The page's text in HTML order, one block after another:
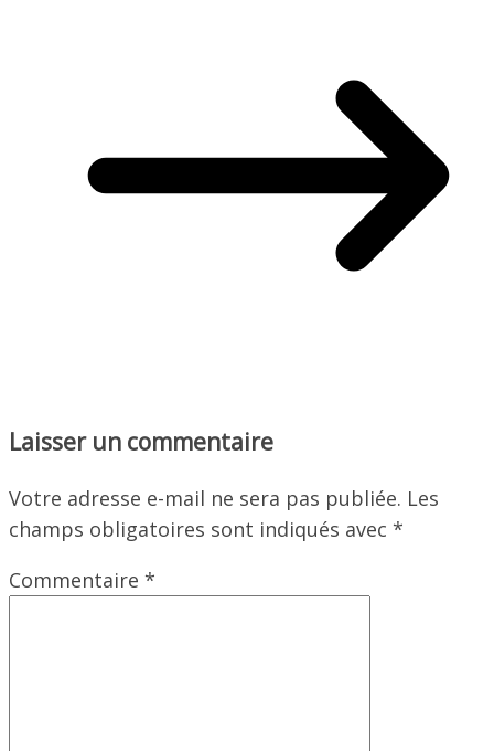
Laisser un commentaire
Votre adresse e-mail ne sera pas publiée. Les
champs obligatoires sont indiqués avec *
Commentaire *